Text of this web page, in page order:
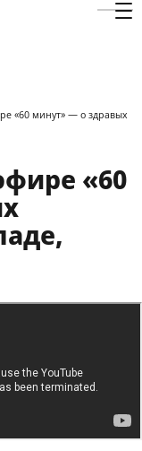
«60 минут» — о здравых
«60